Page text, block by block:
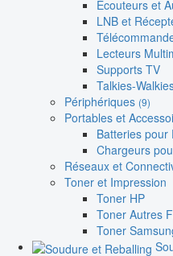
Écouteurs et
LNB et
Lecteurs
Supports TV
Talkies-
Périphériques (9)
Portables et
Batteries pour
Chargeurs
Réseaux et
Toner et Impression
Toner HP
Toner Autres
Toner